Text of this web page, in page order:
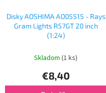
Disky AOSHIMA AO05515 - Rays
Gram Lights R57GT 20 inch
(1:24)
Skladom (1 ks)
€8,40